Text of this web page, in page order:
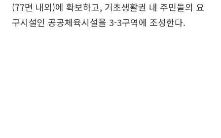
(77면 내외)에 확보하고, 기초생활권 내 주민들의 요
구시설인 공공체육시설을 3-3구역에 조성한다.